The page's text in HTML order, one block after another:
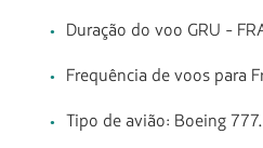
Duração do voo GRU -
Frequência de voos para
Tipo de avião: Boeing 777.